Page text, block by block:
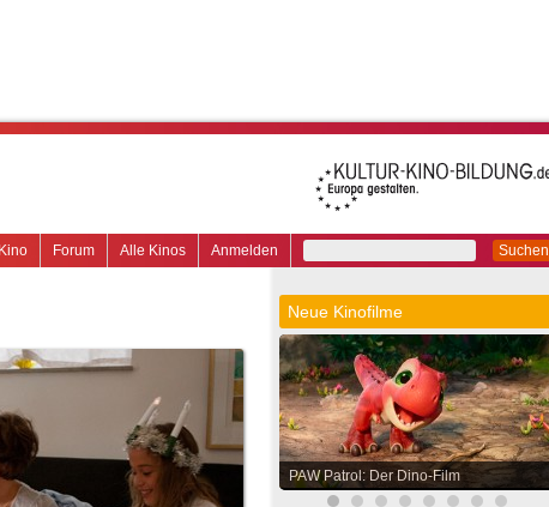
Suchen
Anmelden
Alle Kinos
Forum
Neue Kinofilme
PAW Patrol: Der Dino-Film